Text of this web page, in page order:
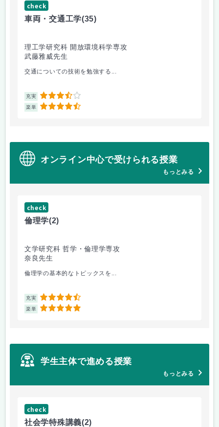
check
車両・交通工学(35)
理工学研究科 開放環境科学専攻
武藤雅威先生
交通についての技術を勉強する...
充実 3.5
楽単 4.5
オンライン中心で受けられる授業
もっとみる
check
倫理学(2)
文学研究科 哲学・倫理学専攻
奈良先生
倫理学の基本的なトピックスを...
充実 4.5
楽単 5
学生主体で進める授業
もっとみる
check
社会学特殊講義(2)